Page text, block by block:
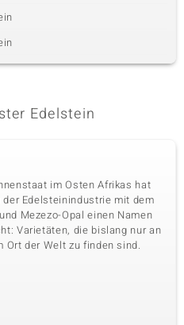
Edelstein
im Osten Afrikas hat
Edelsteinindustrie mit dem
Mezezo-Opal einen Namen
Varietäten, die bislang nur an
Ort der Welt zu finden sind.